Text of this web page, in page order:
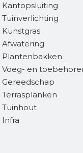
Kantopsluiting
Tuinverlichting
Kunstgras
Afwatering
Plantenbakken
Voeg- en
Gereedschap
Terrasplanken
Tuinhout
Infra